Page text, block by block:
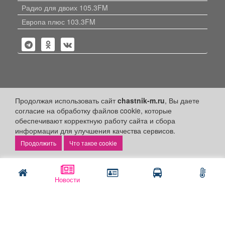
Новости
Продолжая использовать сайтchastnik-m.ru, Вы даете
согласие на обработку файлов cookie, которые
обеспечивают корректную работу сайта и сбора
информации для улучшения качества сервисов.
Что такое cookie
Радио для двоих 105.3FM
Европа плюс 103.3FM
Публикации с пометкой «Реклама», «На правах рекламы»,
«Партнёрский проект» оплачены рекламодателем.
Редакция сайта не несет ответственности за достоверность
информации, содержащейся в рекламных материалах и
объявлениях.
+16 © 2006-2026ООО "Частник-М"